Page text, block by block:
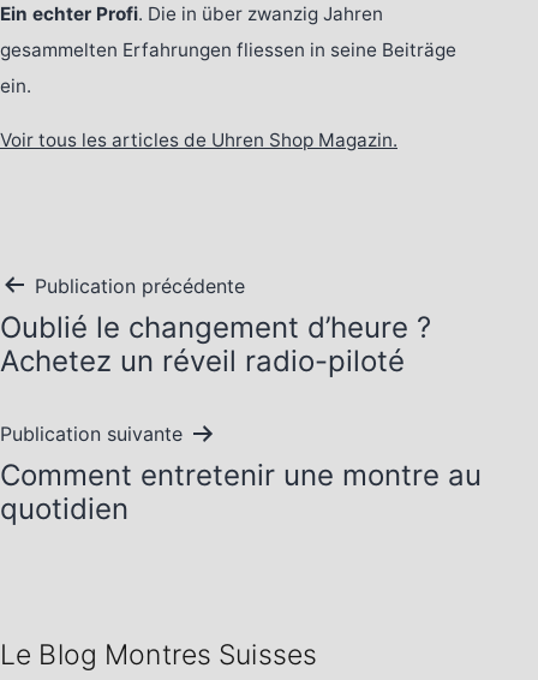
Ein echter Profi. Die in über zwanzig Jahren
gesammelten Erfahrungen fliessen in seine Beiträge
ein.
Voir tous les articles de Uhren Shop Magazin.
Navigation
de
Publication précédente
Oublié le changement d’heure ?
Achetez un réveil radio-piloté
Publication suivante
Comment entretenir une montre au
quotidien
Le Blog Montres Suisses